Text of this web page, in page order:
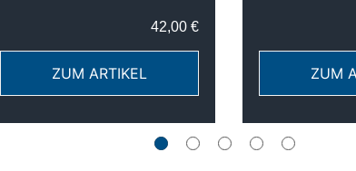
42,00 €
ZUM ARTIKEL ZUM